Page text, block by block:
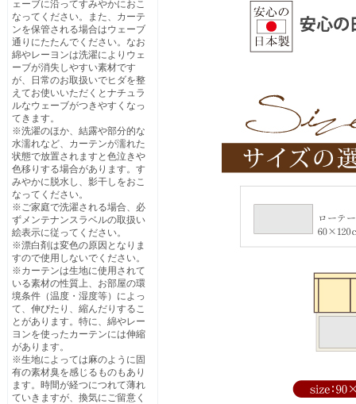
ェーブに沿ってすみやかにおこ
なってください。また、カーテ
ンを保管される場合はウェーブ
通りにたたんでください。なお
綿やレーヨンは洗濯によりウェ
ーブが消失しやすい素材です
が、日常のお取扱いでヒダを整
えてお使いいただくとナチュラ
ルなウェーブがつきやすくなっ
てきます。
※洗濯のほか、結露や部分的な
水濡れなど、カーテンが濡れた
状態で放置されますと色泣きや
色移りする場合があります。す
みやかに脱水し、影干しをおこ
なってください。
※ご家庭で洗濯される場合、必
ずメンテナンスラベルの取扱い
絵表示に従ってください。
※漂白剤は変色の原因となりま
すので使用しないでください。
※カーテンは生地に使用されて
いる素材の性質上、お部屋の環
境条件（温度・湿度等）によっ
て、伸びたり、縮んだりするこ
とがあります。特に、綿やレー
ヨンを使ったカーテンには伸縮
があります。
※生地によっては麻のように固
有の素材臭を感じるものもあり
ます。時間が経つにつれて薄れ
ていきますが、換気にご留意く